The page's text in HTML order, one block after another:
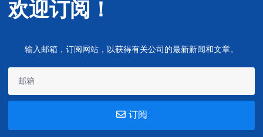
欢迎订阅！
输入邮箱，订阅网站，以获得有关公司的最新新闻和文章。
订阅